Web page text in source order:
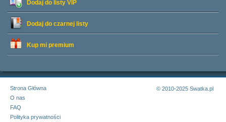
Dodaj do listy VIP
Dodaj do czarnej listy
Kup mi premium
Strona Główna
O nas
FAQ
Polityka prywatności
© 2010-2025 Swatka.pl